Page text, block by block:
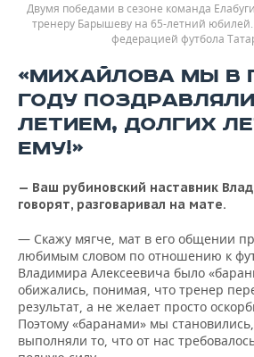
Двумя победами в сезоне команда
тренеру Барышеву на 65-летний юбилей.
федерацией футбола
«МИХАЙЛОВА МЫ В
ГОДУ
ЛЕТИЕМ, ДОЛГИХ
ЕМУ!»
— Ваш рубиновский наставник
говорят, разговаривал на мате.
— Скажу мягче, мат в его общении
любимым словом по отношению к
Владимира Алексеевича было
обижались, понимая, что тренер
результат, а не желает просто
Поэтому «баранами» мы
выполняли то, что от нас